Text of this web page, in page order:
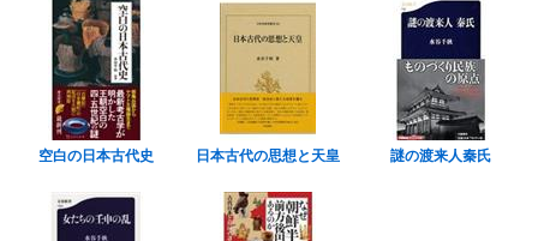
空白の日本古代史 日本古代の思想と天皇 謎の渡来人秦氏